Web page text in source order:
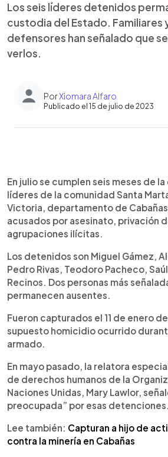
Los seis líderes detenidos
custodia del Estado. Familiares
defensores han señalado que
verlos.
PorXiomara Alfaro
Publicado el 15 de julio de 2023
Escuchar artículo
En julio se cumplen seis meses de
líderes de la comunidad Santa
Victoria, departamento de
acusados por asesinato, privación
agrupaciones ilícitas.
Los detenidos son Miguel Gámez,
Pedro Rivas, Teodoro Pacheco,
Recinos. Dos personas más
permanecen ausentes.
Fueron capturados el 11 de enero
supuesto homicidio ocurrido
armado.
En mayo pasado, la relatora
de derechos humanos de la
Naciones Unidas, Mary Lawlor,
preocupada” por esas detenciones.
Lee también: Capturan a hijo de
contra la minería en Cabañas